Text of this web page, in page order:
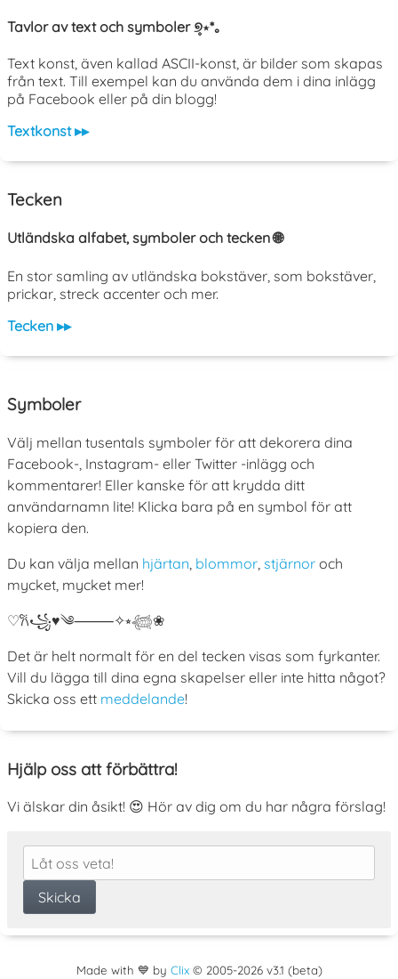
Tavlor av text och symboler ୭̥⋆*｡
Text konst, även kallad ASCII-konst, är bilder som skapas
från text. Till exempel kan du använda dem i dina inlägg
på Facebook eller på din blogg!
Textkonst ▸▸
Tecken
Utländska alfabet, symboler och tecken 🌐
En stor samling av utländska bokstäver, som bokstäver,
prickar, streck accenter och mer.
Tecken ▸▸
Symboler
Välj mellan tusentals symboler för att dekorera dina
Facebook-, Instagram- eller Twitter -inlägg och
kommentarer! Eller kanske för att krydda ditt
användarnamn lite! Klicka bara på en symbol för att
kopiera den.
Du kan välja mellan hjärtan, blommor, stjärnor och
mycket, mycket mer!
♡𐙚꧁♥༄⸻✧⭒𓆉❀
Det är helt normalt för en del tecken visas som fyrkanter.
Vill du lägga till dina egna skapelser eller inte hitta något?
Skicka oss ett meddelande!
Hjälp oss att förbättra!
Vi älskar din åsikt! 😍 Hör av dig om du har några förslag!
Made with 💙 by Clix© 2005-2026 v3.1 (beta)